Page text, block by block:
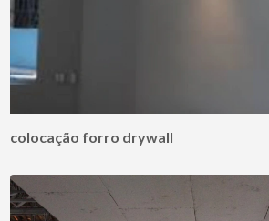
colocação forro drywall